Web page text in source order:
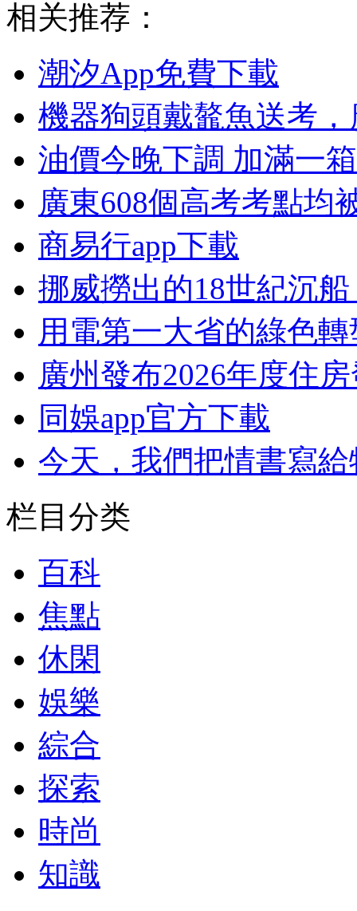
相关推荐：
潮汐App免費下載
機器狗頭戴鼇魚送考
油價今晚下調 加滿一
廣東608個高考考點均
商易行app下載
挪威撈出的18世紀沉
用電第一大省的綠色
廣州發布2026年度住
同娛app官方下載
今天，我們把情書寫給
栏目分类
百科
焦點
休閑
娛樂
綜合
探索
時尚
知識